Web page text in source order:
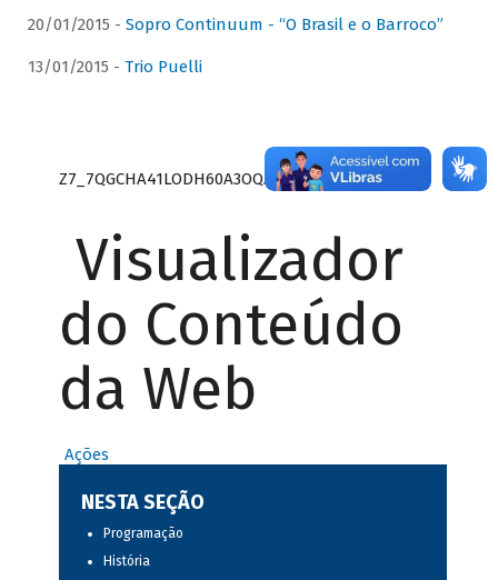
20/01/2015 - Sopro Continuum - “O Brasil e o Barroco”
13/01/2015 - Trio Puelli
Z7_7QGCHA41LODH60A3OQA8RN1415
Visualizador
do Conteúdo
da Web
Ações
NESTA SEÇÃO
Programação
História